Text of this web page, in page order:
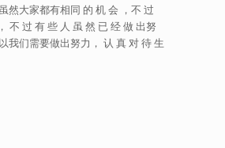
然大家都有相同 的 机 会 ，不 过
不 过 有 些 人 虽 然 已 经 做 出努
我们需要做出努力， 认 真 对 待 生